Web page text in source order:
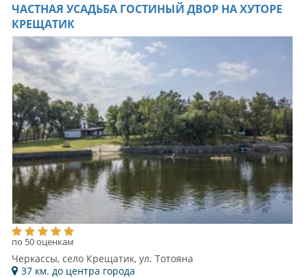
ЧАСТНАЯ УСАДЬБА ГОСТИНЫЙ ДВОР НА ХУТОРЕ
КРЕЩАТИК
по 50 оценкам
Черкассы, село Крещатик, ул. Тотояна
37 км. до центра города